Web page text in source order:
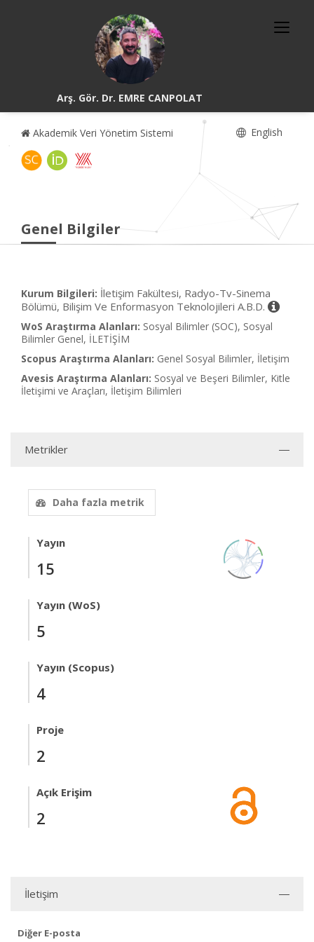
Arş. Gör. Dr. EMRE CANPOLAT
Akademik Veri Yönetim Sistemi English
Genel Bilgiler
Kurum Bilgileri: İletişim Fakültesi, Radyo-Tv-Sinema
Bölümü, Bilişim Ve Enformasyon Teknolojileri A.B.D.
WoS Araştırma Alanları: Sosyal Bilimler (SOC), Sosyal
Bilimler Genel, İLETİŞİM
Scopus Araştırma Alanları: Genel Sosyal Bilimler, İletişim
Avesis Araştırma Alanları: Sosyal ve Beşeri Bilimler, Kitle
İletişimi ve Araçları, İletişim Bilimleri
Metrikler
Daha fazla metrik
Yayın
15
Yayın (WoS)
5
Yayın (Scopus)
4
Proje
2
Açık Erişim
2
İletişim
Diğer E-posta